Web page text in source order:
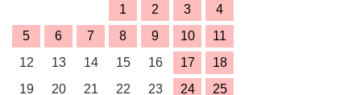
1
2 3
4
5
6 7 8 9 10
11
12
13 14 15 16 17
18
19
20 21 22 23 24
25